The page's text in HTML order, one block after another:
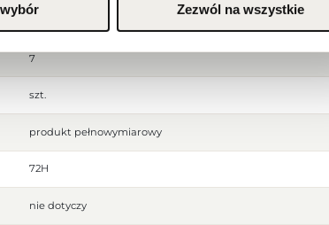
Zezwól na wszystkie
7
szt.
produkt pełnowymiarowy
72H
nie dotyczy